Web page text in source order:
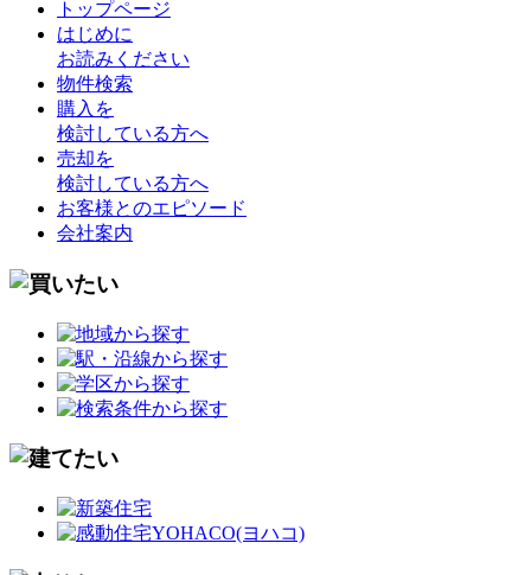
トップページ
はじめに
お読みください
物件検索
購入を
検討している方へ
売却を
検討している方へ
お客様とのエピソード
会社案内